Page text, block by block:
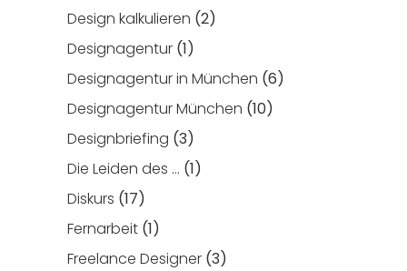
Design kalkulieren (2)
Designagentur (1)
Designagentur in München (6)
Designagentur München (10)
Designbriefing (3)
Die Leiden des … (1)
Diskurs (17)
Fernarbeit (1)
Freelance Designer (3)